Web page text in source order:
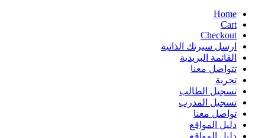
Home
Cart
Checkout
ارسل سيرتك الذاتية
القائمة البريدية
تتواصل معنا
تجربة
تسجيل الطالب
تسجيل المدرب
تواصل معنا
دليل المواقع
دليل المواقع